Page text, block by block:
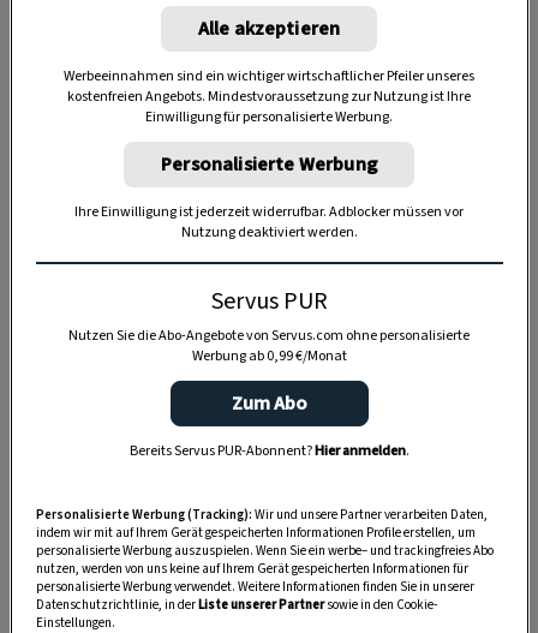
Anzeige
Alle akzeptieren
Werbeeinnahmen sind ein wichtiger wirtschaftlicher Pfeiler unseres
kostenfreien Angebots. Mindestvoraussetzung zur Nutzung ist Ihre
Einwilligung für personalisierte Werbung.
Personalisierte Werbung
Ihre Einwilligung ist jederzeit widerrufbar. Adblocker müssen vor
Nutzung deaktiviert werden.
Servus PUR
Nutzen Sie die Abo-Angebote von Servus.com ohne personalisierte
Werbung ab 0,99 €/Monat
Zum Abo
Bereits Servus PUR-Abonnent?Hier anmelden.
Personalisierte Werbung (Tracking): Wir und unsere Partner verarbeiten Daten,
indem wir mit auf Ihrem Gerät gespeicherten Informationen Profile erstellen, um
personalisierte Werbung auszuspielen. Wenn Sie ein werbe– und trackingfreies Abo
nutzen, werden von uns keine auf Ihrem Gerät gespeicherten Informationen für
personalisierte Werbung verwendet. Weitere Informationen finden Sie in unserer
Datenschutzrichtlinie, in derListe unserer Partnersowie in den Cookie-
Einstellungen.